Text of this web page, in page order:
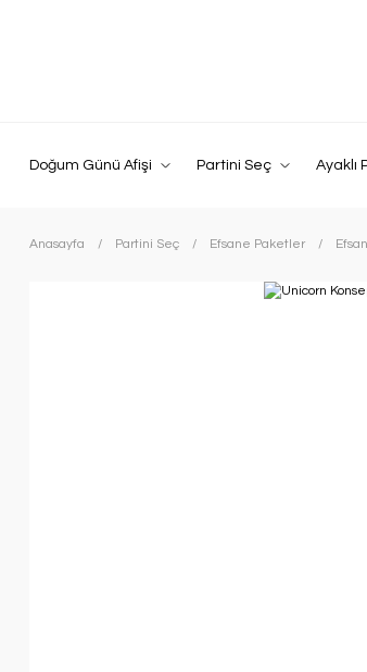
Doğum Günü Afişi Partini Seç Ayaklı
Anasayfa Partini Seç Efsane Paketler